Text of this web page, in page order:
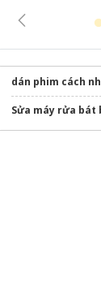
dán phim cách
Sửa máy rửa bát